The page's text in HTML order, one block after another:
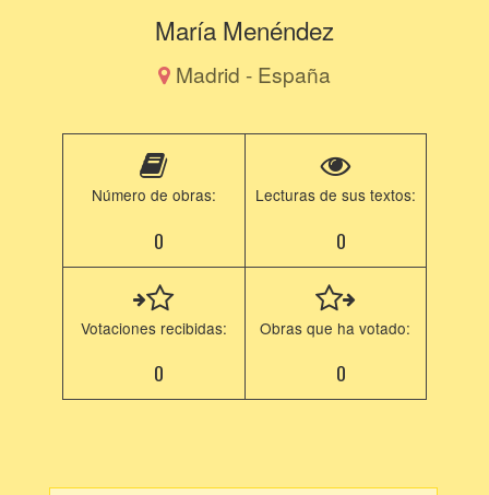
María Menéndez
Madrid - España
Número de obras:
0
Lecturas de sus textos:
0
Votaciones recibidas:
0
Obras que ha votado:
0